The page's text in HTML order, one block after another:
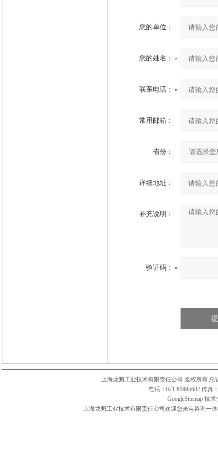
您的单位：
您的姓名：
联系电话：
常用邮箱：
省份：
详细地址：
补充说明：
验证码：
上海龙魁工业技术有限责任公司 版权所有 总
电话：021-61995682 传真
GoogleSitemap技术
上海龙魁工业技术有限责任公司欢迎您来电咨询一